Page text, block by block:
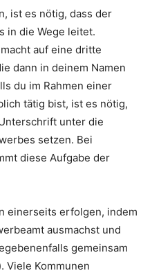
ist es nötig, dass der
in die Wege leitet.
auf eine dritte
dann in deinem Namen
du im Rahmen einer
tätig bist, ist es nötig,
unter die
setzen. Bei
diese Aufgabe der
einerseits erfolgen, indem
ausmachst und
gemeinsam
Viele Kommunen